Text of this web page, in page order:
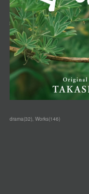
drama(32) Works(146)